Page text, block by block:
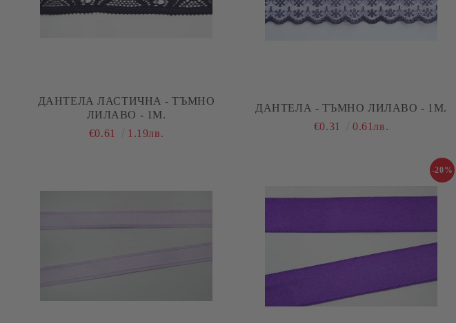
ДАНТЕЛА ЛАСТИЧНА - ТЪМНО
ЛИЛАВО - 1М.
€0.61
1.19лв.
ДАНТЕЛА - ТЪМНО ЛИЛАВО - 1М.
€0.31
0.61лв.
-20%